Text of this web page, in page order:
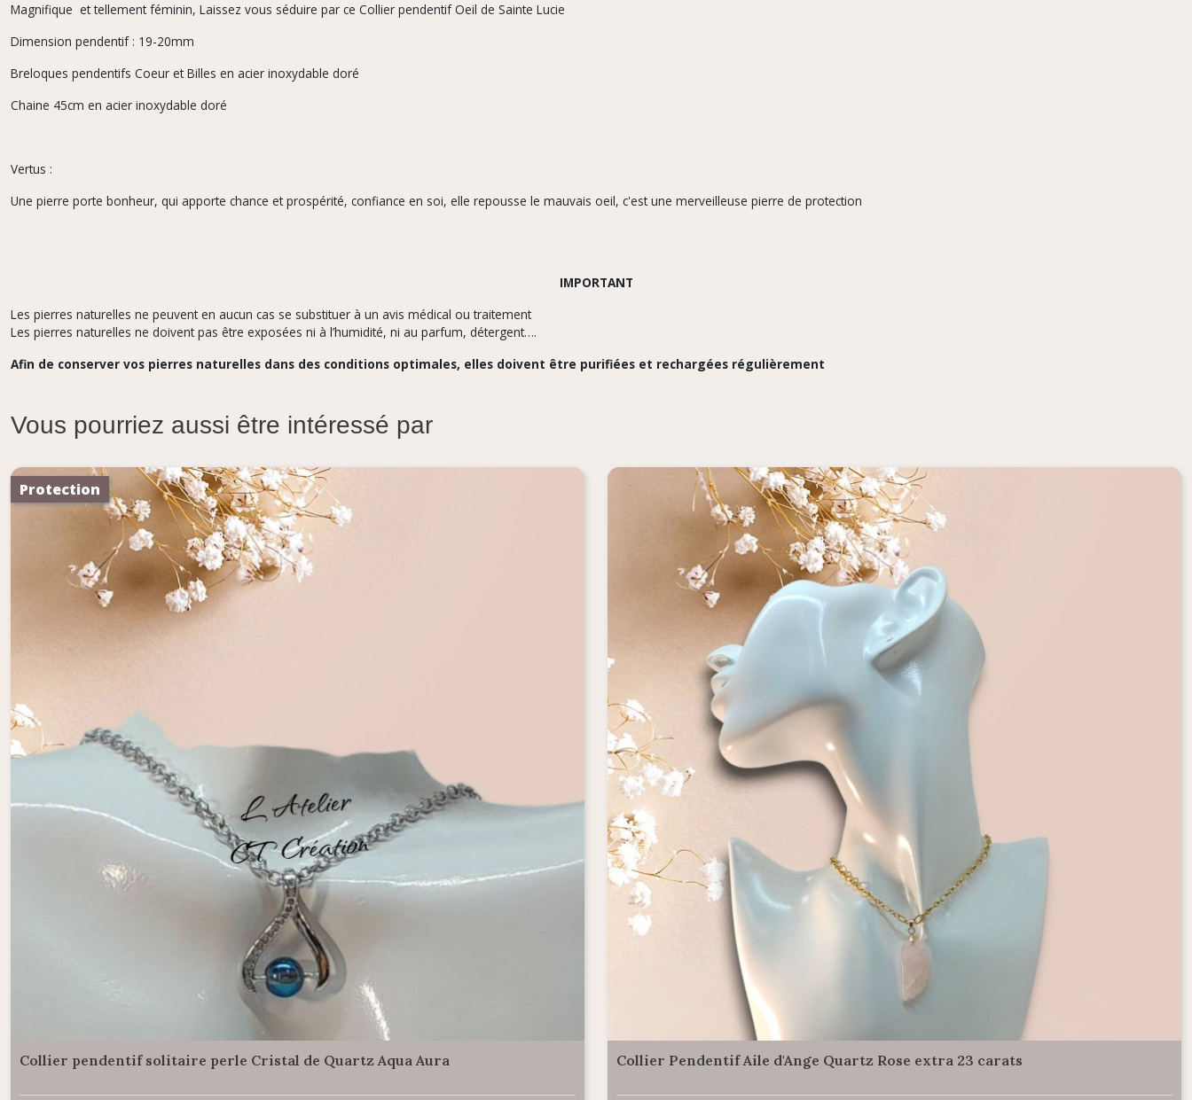
Magnifique et tellement féminin, Laissez vous séduire par ce Collier pendentif Oeil de Sainte Lucie
Dimension pendentif : 19-20mm
Breloques pendentifs Coeur et Billes en acier inoxydable doré
Chaine 45cm en acier inoxydable doré
Vertus :
Une pierre porte bonheur, qui apporte chance et prospérité, confiance en soi, elle repousse le mauvais oeil, c'est une merveilleuse pierre de protection
IMPORTANT
Les pierres naturelles ne peuvent en aucun cas se substituer à un avis médical ou traitement
Les pierres naturelles ne doivent pas être exposées ni à l’humidité, ni au parfum, détergent….
Afin de conserver vos pierres naturelles dans des conditions optimales, elles doivent être purifiées et rechargées régulièrement
Vous pourriez aussi être intéressé par
Protection
Collier pendentif solitaire perle Cristal de Quartz Aqua Aura Collier Pendentif Aile d'Ange Quartz Rose extra 23 carats